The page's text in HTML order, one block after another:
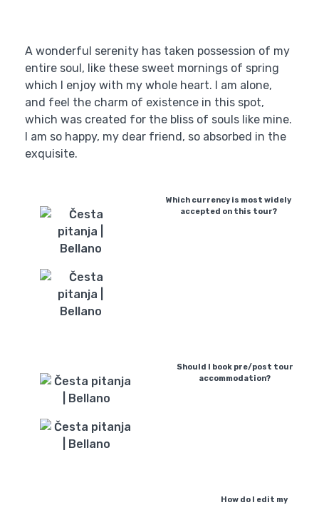
A wonderful serenity has taken possession of my
entire soul, like these sweet mornings of spring
which I enjoy with my whole heart. I am alone,
and feel the charm of existence in this spot,
which was created for the bliss of souls like mine.
I am so happy, my dear friend, so absorbed in the
exquisite.
Which currency is most widely
accepted on this tour?
Should I book pre/post tour
accommodation?
How do I edit my